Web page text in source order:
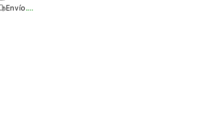
Envío....